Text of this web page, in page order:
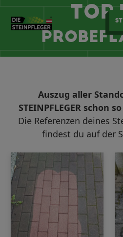
TOP
Auszug aller
STEINPFLEGER schon
Die Referenzen deines
findest du auf der